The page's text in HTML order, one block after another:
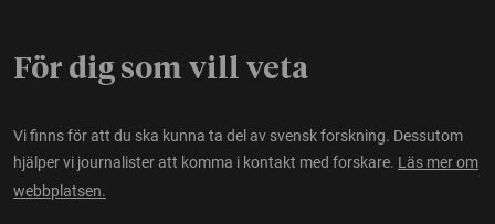
För dig som vill veta
Vi finns för att du ska kunna ta del av svensk forskning. Dessutom
hjälper vi journalister att komma i kontakt med forskare. Läs mer om
webbplatsen.